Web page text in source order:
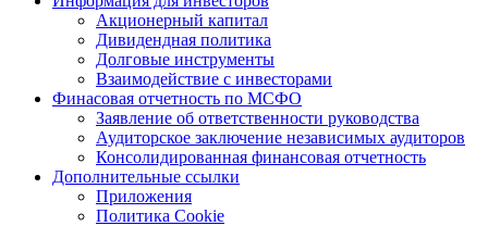
Акционерный капитал
Дивидендная политика
Долговые инструменты
Взаимодействие с инвеcторами
Финасовая отчетность по МСФО
Заявление об ответственности руководства
Аудиторское заключение независимых аудиторов
Консолидированная финансовая отчетность
Дополнительные ссылки
Приложения
Политика Cookie